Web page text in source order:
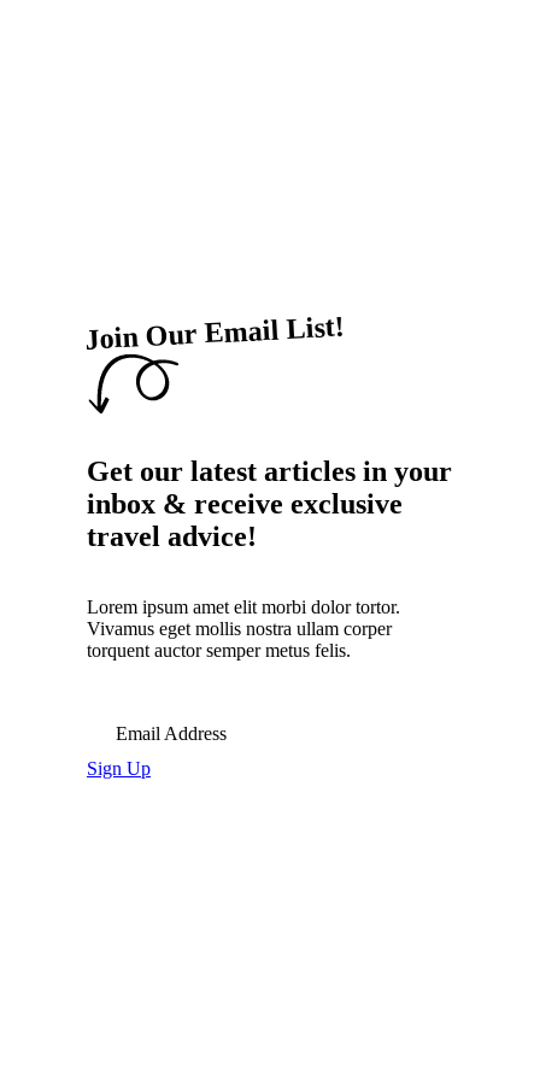
Join Our Email List!
Get our latest articles in your
inbox & receive exclusive
travel advice!
Lorem ipsum amet elit morbi dolor tortor.
Vivamus eget mollis nostra ullam corper
torquent auctor semper metus felis.
Email Address
Sign Up